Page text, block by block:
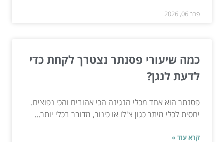
פבר 06, 2026
כמה שיעורי פסנתר נצטרך לקחת כדי
לדעת לנגן?
פסנתר הוא אחד מכלי הנגינה הכי אהובים והכי נפוצים.
יחסית לכלי מיתר כגון צ'לו או כינור, מדובר בכלי יותר...
קרא עוד »